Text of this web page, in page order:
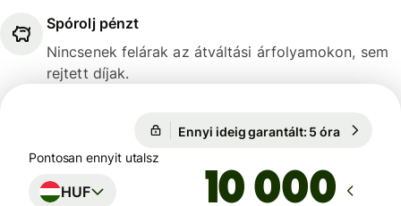
Spórolj pénzt
Nincsenek felárak az átváltási árfolyamokon, sem
rejtett díjak.
Ennyi ideig garantált: 5 óra
Pontosan ennyit utalsz
HUF